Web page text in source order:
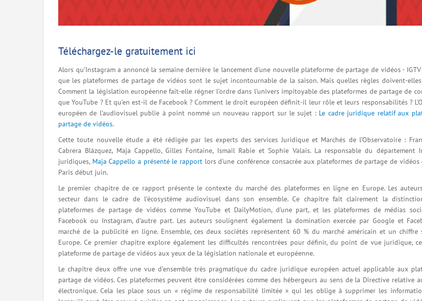
Téléchargez-le gratuitement ici
Alors qu’Instagram a annoncé la semaine dernière le lancement d’une nouvelle plateforme de partage de vidéos -
que les plateformes de partage de vidéos sont le sujet incontournable de la saison. Mais quelles règles doivent-
Comment la législation européenne fait-elle régner l’ordre dans l’univers impitoyable des plateformes de partage de
que YouTube ? Et qu’en est-il de Facebook ? Comment le droit européen définit-il leur rôle et leurs responsabilités ?
européen de l’audiovisuel publie à point nommé un nouveau rapport sur le sujet : Le cadre juridique relatif aux
partage de vidéos.
Cette toute nouvelle étude a été rédigée par les experts des services Juridique et Marchés de l’Observatoire :
Cabrera Blázquez, Maja Cappello, Gilles Fontaine, Ismail Rabie et Sophie Valais. La responsable du département
juridiques, Maja Cappello a présenté le rapport lors d’une conférence consacrée aux plateformes de partage de vidéos
Paris début juin.
Le premier chapitre de ce rapport présente le contexte du marché des plateformes en ligne en Europe. Les
secteur dans le cadre de l’écosystème audiovisuel dans son ensemble. Ce chapitre fait clairement la
plateformes de partage de vidéos comme YouTube et DailyMotion, d’une part, et les plateformes de médias
Facebook ou Instagram, d’autre part. Les auteurs soulignent également la domination exercée par Google et
marché de la publicité en ligne. Ensemble, ces deux sociétés représentent 60 % du marché américain et un chiffre
Europe. Ce premier chapitre explore également les difficultés rencontrées pour définir, du point de vue juridique,
plateforme de partage de vidéos aux yeux de la législation nationale et européenne.
Le chapitre deux offre une vue d’ensemble très pragmatique du cadre juridique européen actuel applicable aux
partage de vidéos. Ces plateformes peuvent être considérées comme des hébergeurs au sens de la Directive relative
électronique. Cela les place sous un « régime de responsabilité limitée » qui les oblige à supprimer les